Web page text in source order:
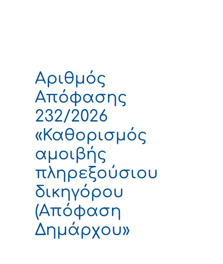
Αριθμός
Απόφασης
232/2026
«Καθορισμός
αμοιβής
πληρεξούσιου
δικηγόρου
(Απόφαση
Δημάρχου»